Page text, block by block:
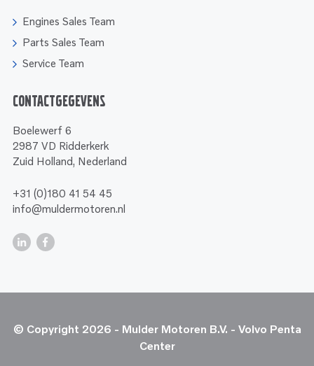
Engines Sales Team
Parts Sales Team
Service Team
Contactgegevens
Boelewerf 6
2987 VD Ridderkerk
Zuid Holland, Nederland
+31 (0)180 41 54 45
info@muldermotoren.nl
© Copyright 2026 - Mulder Motoren B.V. - Volvo Penta
Center